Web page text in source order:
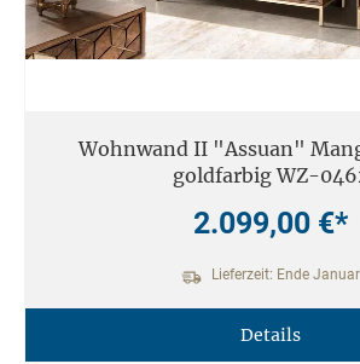
Wohnwand II "Assuan"
goldfarbig WZ-
2.099,00 €*
Lieferzeit: Ende Januar
Details